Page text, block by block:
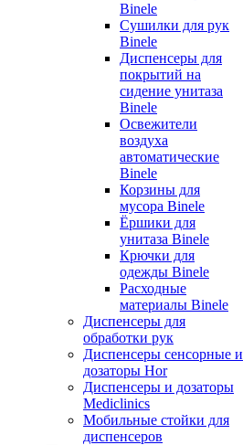
Binele
Сушилки для рук
Binele
Диспенсеры для
покрытий на
сидение унитаза
Binele
Освежители
воздуха
автоматические
Binele
Корзины для
мусора Binele
Ёршики для
унитаза Binele
Крючки для
одежды Binele
Расходные
материалы Binele
Диспенсеры для
обработки рук
Диспенсеры сенсорные и
дозаторы Hor
Диспенсеры и дозаторы
Mediclinics
Мобильные стойки для
диспенсеров